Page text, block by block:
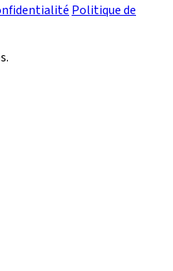
Politique de